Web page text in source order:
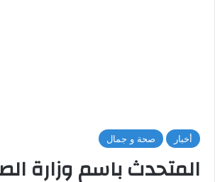
أخبار صحة و جمال
المتحدث باسم وزارة